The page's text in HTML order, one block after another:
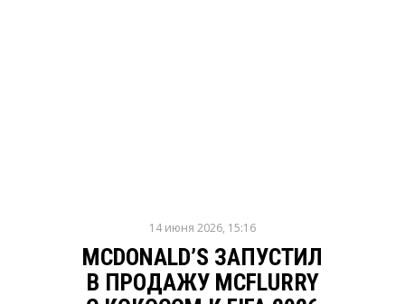
14 июня 2026, 15:16
MCDONALD’S ЗАПУСТИЛ
В ПРОДАЖУ MCFLURRY